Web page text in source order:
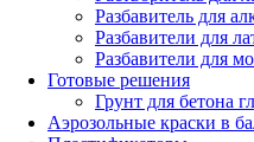
Разбавитель для
Разбавители для
Разбавители для
Готовые решения
Грунт для бетона
Аэрозольные краски в